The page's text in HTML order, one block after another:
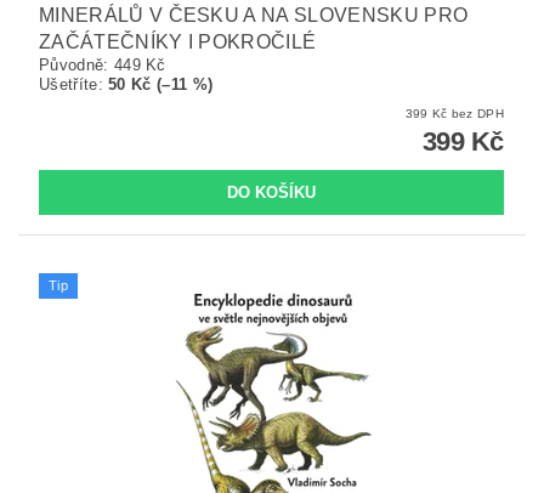
MINERÁLŮ V ČESKU A NA SLOVENSKU PRO
ZAČÁTEČNÍKY I POKROČILÉ
Původně: 449 Kč
Ušetříte:50 Kč (–11 %)
399 Kč bez DPH
399 Kč
Tip